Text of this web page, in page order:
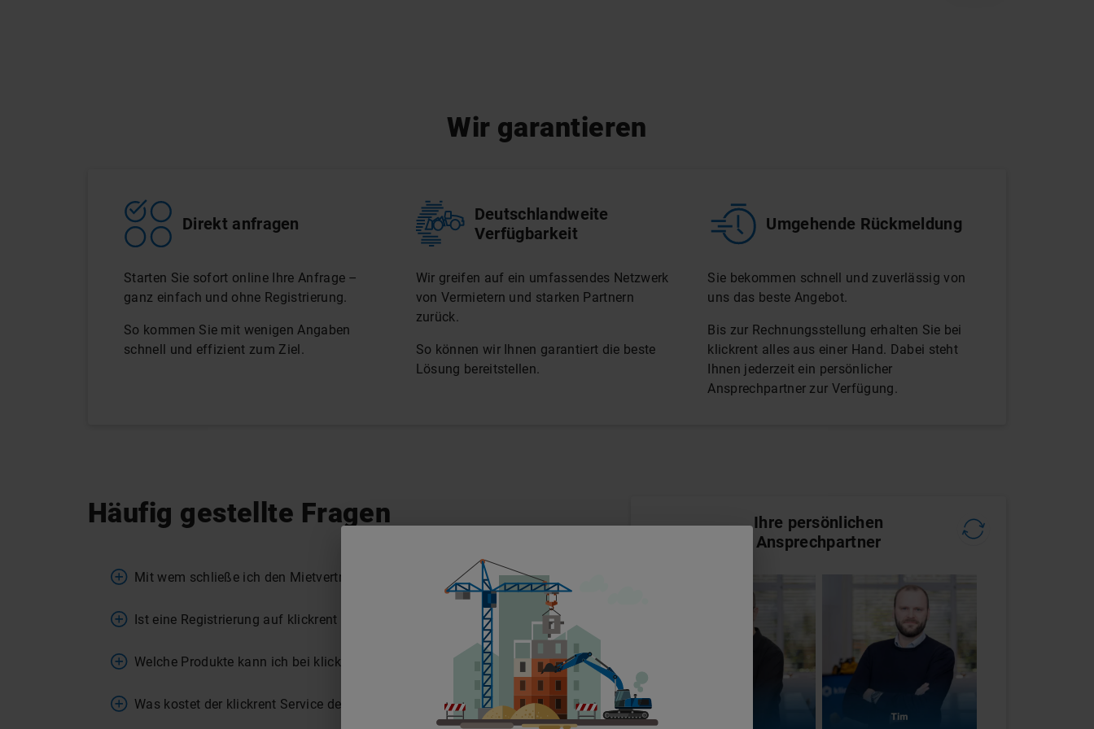
Wir garantieren
Direkt anfragen
Starten Sie sofort online Ihre Anfrage –
ganz einfach und ohne Registrierung.
So kommen Sie mit wenigen Angaben
schnell und effizient zum Ziel.
Deutschlandweite
Verfügbarkeit
Wir greifen auf ein umfassendes Netzwerk
von Vermietern und starken Partnern
zurück.
So können wir Ihnen garantiert die beste
Lösung bereitstellen.
Umgehende Rückmeldung
Sie bekommen schnell und zuverlässig von
uns das beste Angebot.
Bis zur Rechnungsstellung erhalten Sie bei
klickrent alles aus einer Hand. Dabei steht
Ihnen jederzeit ein persönlicher
Ansprechpartner zur Verfügung.
Häufig gestellte Fragen
Mit wem schließe ich den Mietvertrag ab?
Ist eine Registrierung auf klickrent notwendig, um mieten zu können?
Welche Produkte kann ich bei klickrent mieten?
Was kostet der klickrent Service den Mieter?
Ihre persönlichen
Ansprechpartner